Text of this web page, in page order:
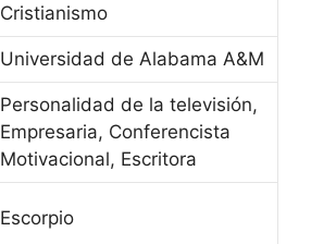
Cristianismo
Universidad de Alabama A&M
Personalidad de la televisión,
Empresaria, Conferencista
Motivacional, Escritora
Escorpio